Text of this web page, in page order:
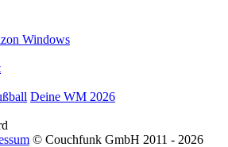
Windows
Deine WM 2026
© Couchfunk GmbH 2011 - 2026